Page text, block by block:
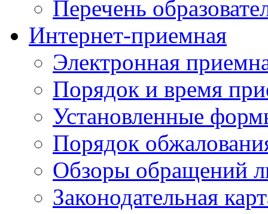
Перечень
Интернет-приемная
Электронная
Порядок и время
Установленные
Порядок
Обзоры обращений
Законодательная